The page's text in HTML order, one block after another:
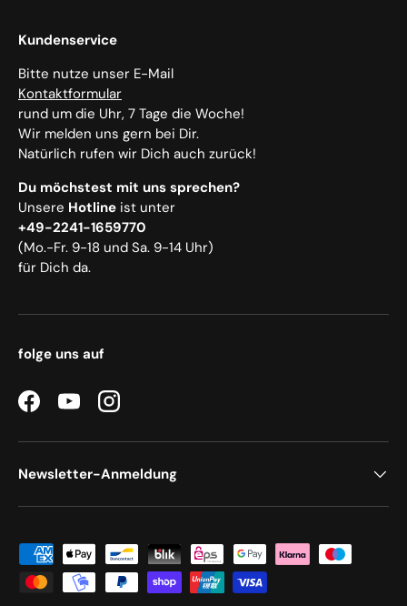
Kundenservice
Bitte nutze unser E-Mail
Kontaktformular
rund um die Uhr, 7 Tage die Woche!
Wir melden uns gern bei Dir.
Natürlich rufen wir Dich auch zurück!
Du möchstest mit uns sprechen?
Unsere Hotline ist unter
+49-2241-1659770
(Mo.-Fr. 9-18 und Sa. 9-14 Uhr)
für Dich da.
folge uns auf
FacebookYouTubeInstagram
Newsletter-Anmeldung
Zahlungsmethoden